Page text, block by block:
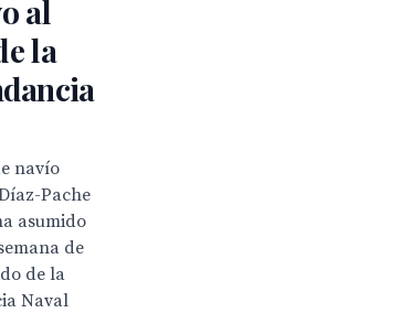
al
la
navío
Pache
asumido
de
de la
Naval